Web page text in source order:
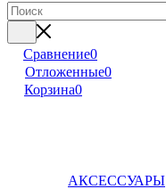
Сравнение0
Отложенные0
Корзина0
АКСЕССУАРЫ